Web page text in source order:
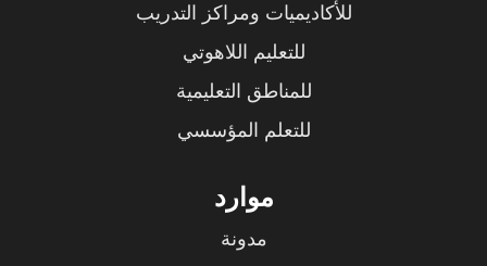
للأكاديميات ومراكز التدريب
للتعليم اللاهوتي
للمناطق التعليمية
للتعلم المؤسسي
موارد
مدونة